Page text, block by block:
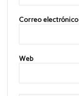
Correo electrónico
Web